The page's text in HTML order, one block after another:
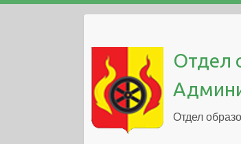
Отдел
Отдел